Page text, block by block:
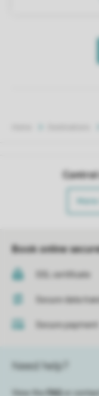
Book online
SSL certificate
Secure data
Secure payment
Need help?
View the FAQ or